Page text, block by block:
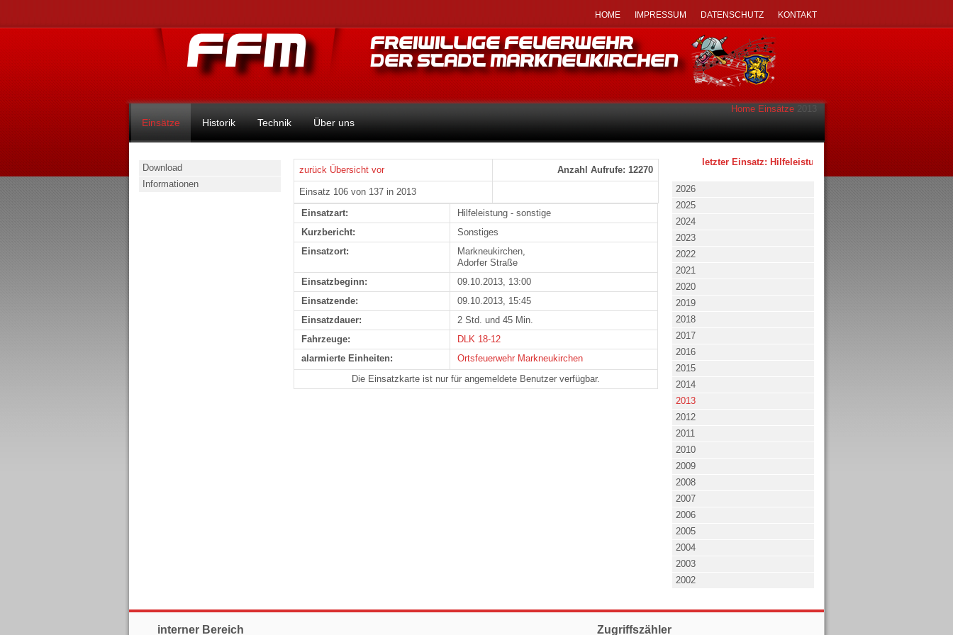
HOME IMPRESSUM DATENSCHUTZ KONTAKT
Home Einsätze 2013
Einsätze Historik Technik Über uns
Download
Informationen
zurück Übersicht vor Anzahl Aufrufe: 12270
Einsatz 106 von 137 in 2013
Einsatzart:
Hilfeleistung - sonstige
Kurzbericht:
Sonstiges
Einsatzort:
Markneukirchen,
Adorfer Straße
Einsatzbeginn:
09.10.2013, 13:00
Einsatzende:
09.10.2013, 15:45
Einsatzdauer:
2 Std. und 45 Min.
Fahrzeuge:
DLK 18-12
alarmierte Einheiten:
Ortsfeuerwehr Markneukirchen
Die Einsatzkarte ist nur für angemeldete Benutzer verfügbar.
letzter Einsatz: Hilfeleistung - klein - 02.08.2026 um 17:53
2026
2025
2024
2023
2022
2021
2020
2019
2018
2017
2016
2015
2014
2013
2012
2011
2010
2009
2008
2007
2006
2005
2004
2003
2002
interner Bereich Zugriffszähler